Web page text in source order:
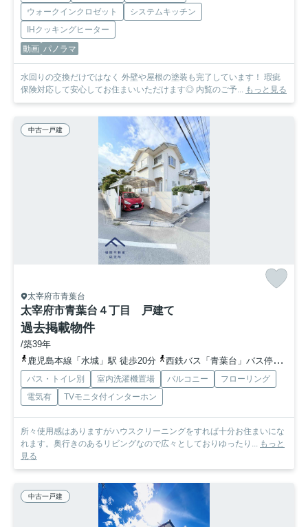
ウォークインクロゼット
システムキッチン
IHクッキングヒーター
動画 パノラマ
水回りの交換だけではなく 外壁や屋根の塗装も完了しています！ 瑕疵
保険対応して安心してお住まいいただけます◎ 内覧のご予... もっと見る
中古一戸建
太宰府市青葉台
太宰府市青葉台４丁目 戸建て
過去掲載物件
/築39年
鹿児島本線「水城」駅 徒歩20分
西鉄バス「青葉台」バス停下車 徒歩3分
バス・トイレ別 室内洗濯機置場 バルコニー
フローリング
電気有
TVモニタ付インターホン
所々使用感はありますがハウスクリーニングをすれば十分お住まいにな
れます。奥行きのあるリビングなので広々としておりゆったり... もっと
見る
中古一戸建